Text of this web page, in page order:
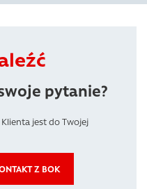
pytanie?
Klienta jest do Twojej
Z BOK